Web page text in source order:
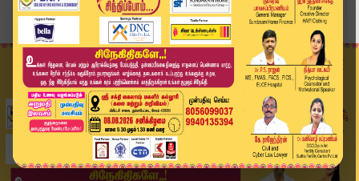
Home
தமிழ்நாடு
வருமான வரி தொடர்பான வழக்கு.. உயர்நீதிமன்றத்தில்...